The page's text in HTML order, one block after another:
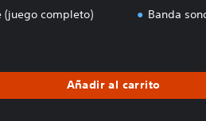
(juego completo) Banda
Añadir al carrito